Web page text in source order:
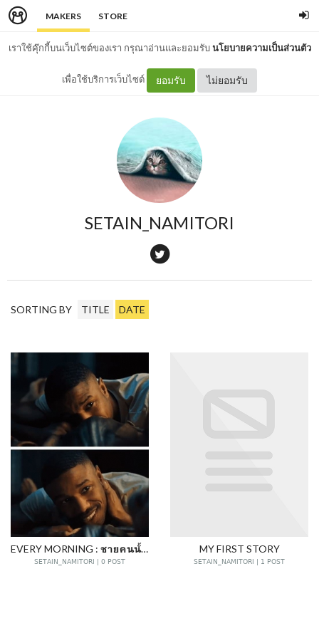
MAKERS STORE
เราใช้คุ๊กกี้บนเว็บไซต์ของเรา กรุณาอ่านและยอมรับนโยบายความเป็นส่วนตัว
เพื่อใช้บริการเว็บไซต์ ยอมรับ ไม่ยอมรับ
SETAIN_NAMITORI
SORTING BY TITLE DATE
EVERY MORNING : ชายคนนั้นจะมาทุกเช้า
SETAIN_NAMITORI | 0 POST
MY FIRST STORY
SETAIN_NAMITORI | 1 POST